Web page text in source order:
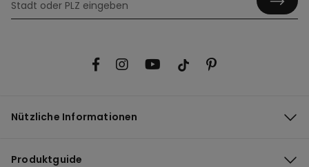
Nützliche Informationen
Produktguide